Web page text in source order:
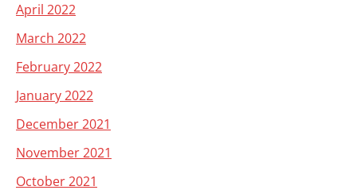
April 2022
March 2022
February 2022
January 2022
December 2021
November 2021
October 2021